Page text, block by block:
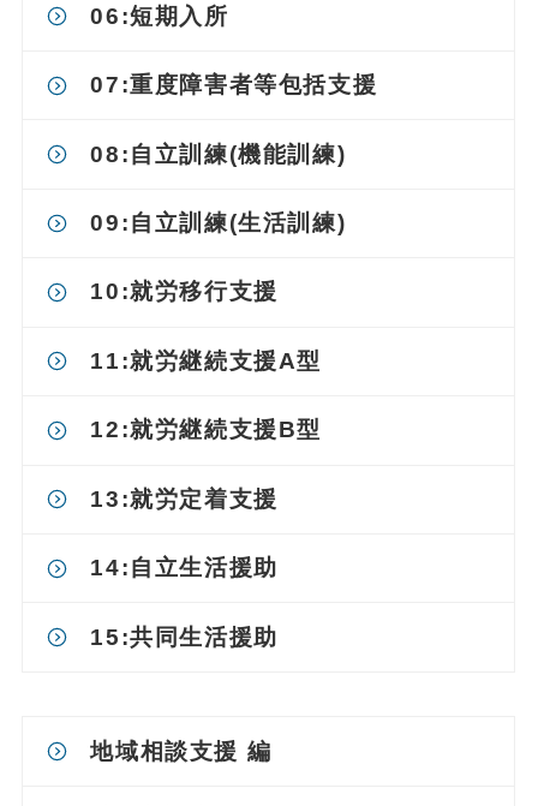
06:短期入所
07:重度障害者等包括支援
08:自立訓練(機能訓練)
09:自立訓練(生活訓練)
10:就労移行支援
11:就労継続支援A型
12:就労継続支援B型
13:就労定着支援
14:自立生活援助
15:共同生活援助
地域相談支援 編